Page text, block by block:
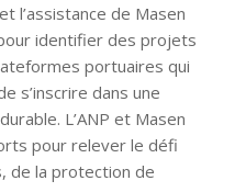
l’assistance de Masen
identifier des projets
portuaires qui
s’inscrire dans une
L’ANP et Masen
pour relever le défi
de la protection de